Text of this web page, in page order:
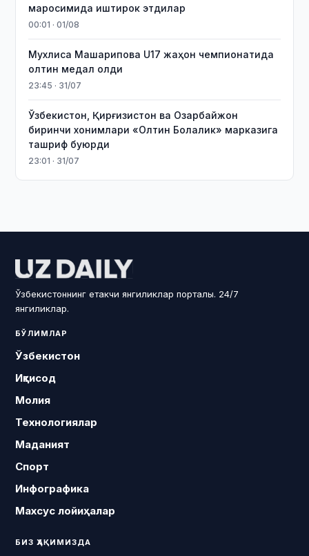
маросимида иштирок этдилар
00:01 · 01/08
Мухлиса Машарипова U17 жаҳон чемпионатида
олтин медал олди
23:45 · 31/07
Ўзбекистон, Қирғизистон ва Озарбайжон
биринчи хонимлари «Олтин Болалик» марказига
ташриф буюрди
23:01 · 31/07
Ўзбекистоннинг етакчи янгиликлар порталы. 24/7
янгиликлар.
БЎЛИМЛАР
Ўзбекистон
Иқтисод
Молия
Технологиялар
Маданият
Спорт
Инфографика
Махсус лойиҳалар
БИЗ ҲАҚИМИЗДА